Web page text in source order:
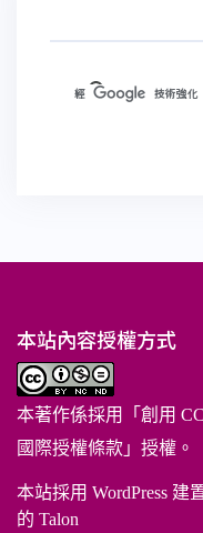
本站內容授權方式
本著作係採用「 創用
國際授權條款 」授權。
本站採用 WordPress 建
的 Talon